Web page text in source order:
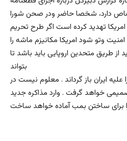
دارد، شخصا حاضر ودر صحن شورا
تهدید کرده است اگر طرح تحریم
وتو شود امریکا مکانیزم ماشه را
از طریق متحدین اروپایی باید باشد تا
بتواند
ایران باز گرداند . معلوم نیست در
خواهد گرفت . وارد مذاکره جدید